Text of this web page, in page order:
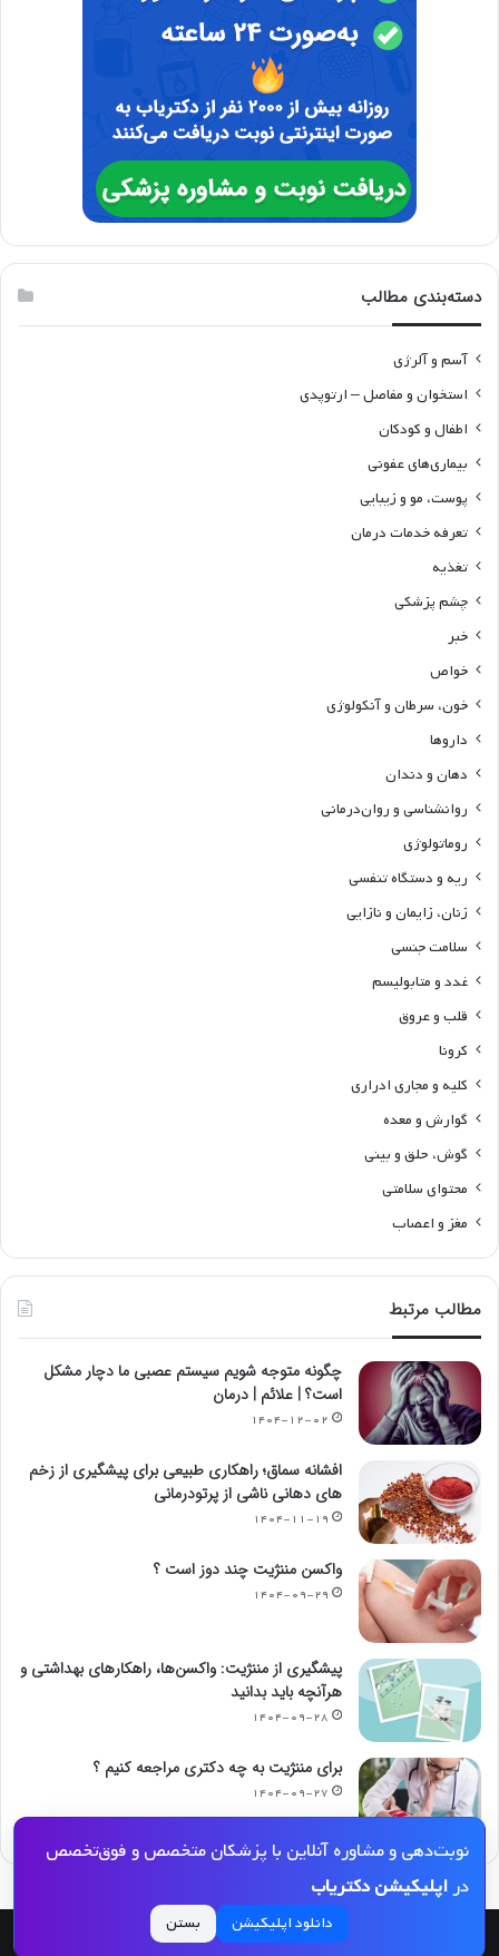
دسته‌بندی مطالب
آسم و آلرژی
استخوان و مفاصل – ارتوپدی
اطفال و کودکان
بیماری‌های عفونی
پوست، مو و زیبایی
تعرفه خدمات درمان
تغذیه
چشم پزشکی
خبر
خواص
خون، سرطان و آنکولوژی
داروها
دهان و دندان
روانشناسی و روان‌درمانی
روماتولوژی
ریه و دستگاه تنفسی
زنان، زایمان و نازایی
سلامت جنسی
غدد و متابولیسم
قلب و عروق
کرونا
کلیه و مجاری ادراری
گوارش و معده
گوش، حلق و بینی
محتوای سلامتی
مغز و اعصاب
مطالب مرتبط
چگونه متوجه شویم سیستم عصبی ما دچار مشکل
است؟ | علائم | درمان
۱۴۰۴-۱۲-۰۲
افشانه سماق؛ راهکاری طبیعی برای پیشگیری از زخم
های دهانی ناشی از پرتودرمانی
۱۴۰۴-۱۱-۱۹
واکسن مننژیت چند دوز است ؟
۱۴۰۴-۰۹-۲۹
پیشگیری از مننژیت: واکسن‌ها، راهکارهای بهداشتی و
هرآنچه باید بدانید
۱۴۰۴-۰۹-۲۸
برای مننژیت به چه دکتری مراجعه کنیم ؟
۱۴۰۴-۰۹-۲۷
نوبت‌دهی و مشاوره آنلاین با پزشکان متخصص و فوق‌تخصص
دراپلیکیشن دکتریاب
دانلود اپلیکیشن بستن
© کپی رایت 2026, کلیه حقوق مادی و معنوی این مجله و کلیه خدمات آن محفوظ و متعلق